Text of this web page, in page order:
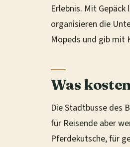
Erlebnis. Mit
organisieren die
Mopeds und gib mit
Was
Die Stadtbusse des
für Reisende aber
Pferdekutsche, für